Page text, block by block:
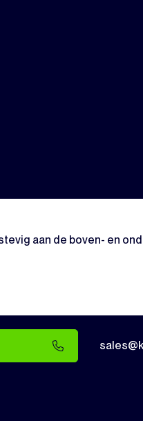
aan de boven- en